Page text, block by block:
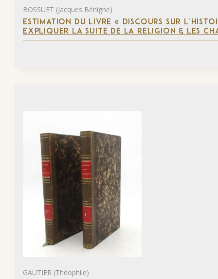
BOSSUET (Jacques Bénigne)
ESTIMATION DU LIVRE « DISCOURS SUR
EXPLIQUER LA SUITE DE LA RELIGION & LES
GAUTIER (Théophile)